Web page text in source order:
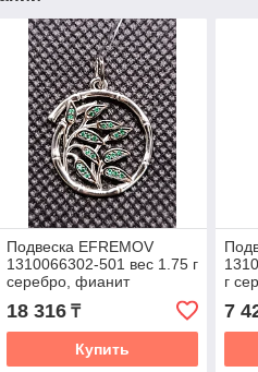
Подвеска EFREMOV
1310066302-501 вес 1.75 г
серебро, фианит
18 316₸
Купить
г
7